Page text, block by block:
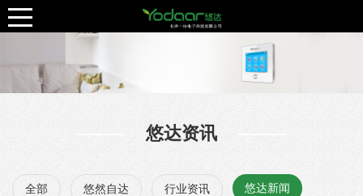
悠达资讯
全部 悠然自达 行业资讯 悠达新闻